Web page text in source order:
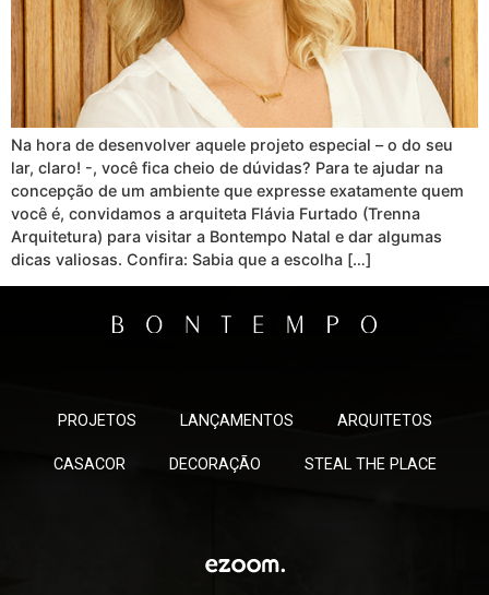
Na hora de desenvolver aquele projeto especial – o do seu
lar, claro! -, você fica cheio de dúvidas? Para te ajudar na
concepção de um ambiente que expresse exatamente quem
você é, convidamos a arquiteta Flávia Furtado (Trenna
Arquitetura) para visitar a Bontempo Natal e dar algumas
dicas valiosas. Confira: Sabia que a escolha […]
PROJETOS LANÇAMENTOS ARQUITETOS
CASACOR DECORAÇÃO STEAL THE PLACE